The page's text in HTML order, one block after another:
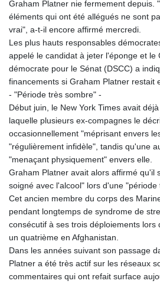
Graham Platner nie fermement depuis.
éléments qui ont été allégués ne sont
vrai", a-t-il encore affirmé mercredi.
Les plus hauts responsables
appelé le candidat à jeter l'éponge et le
démocrate pour le Sénat (DSCC) a
financements si Graham Platner restait
- "Période très sombre" -
Début juin, le New York Times avait
laquelle plusieurs ex-compagnes le
occasionnellement "méprisant envers
"régulièrement infidèle", tandis qu'une
"menaçant physiquement" envers elle.
Graham Platner avait alors affirmé qu'il
soigné avec l'alcool" lors d'une
Cet ancien membre du corps des
pendant longtemps de syndrome de
consécutif à ses trois déploiements
un quatrième en Afghanistan.
Dans les années suivant son passage
Platner a été très actif sur les réseaux
commentaires qui ont refait surface